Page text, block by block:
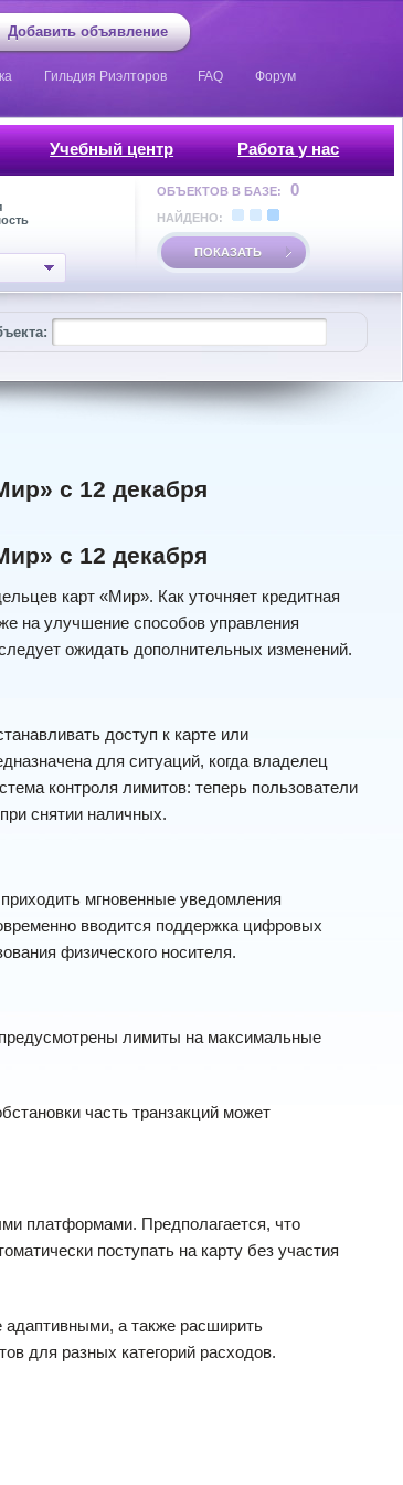
Добавить объявление
Гильдия Риэлторов FAQ Форум
Учебный центр Работа у нас
ОБЪЕКТОВ В БАЗЕ: 0
НАЙДЕНО:
ПОКАЗАТЬ
с 12 декабря
с 12 декабря
карт «Мир». Как уточняет кредитная
на улучшение способов управления
ожидать дополнительных изменений.
доступ к карте или
для ситуаций, когда владелец
контроля лимитов: теперь пользователи
снятии наличных.
мгновенные уведомления
вводится поддержка цифровых
физического носителя.
лимиты на максимальные
часть транзакций может
платформами. Предполагается, что
поступать на карту без участия
адаптивными, а также расширить
для разных категорий расходов.